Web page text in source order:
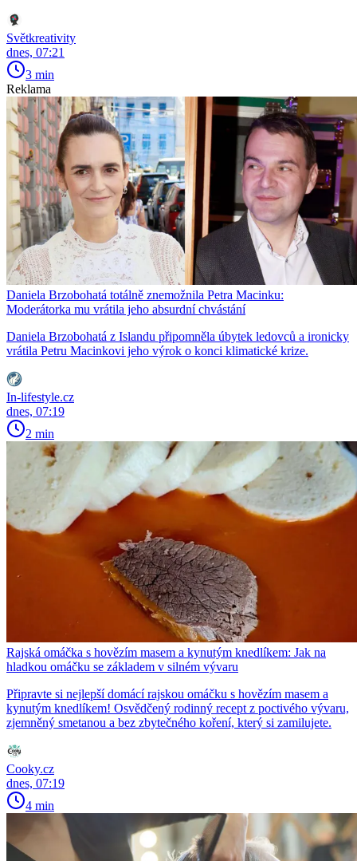
Světkreativity
dnes, 07:21
3 min
Reklama
Daniela Brzobohatá totálně znemožnila Petra Macinku:
Moderátorka mu vrátila jeho absurdní chvástání
Daniela Brzobohatá z Islandu připomněla úbytek ledovců a ironicky
vrátila Petru Macinkovi jeho výrok o konci klimatické krize.
In-lifestyle.cz
dnes, 07:19
2 min
Rajská omáčka s hovězím masem a kynutým knedlíkem: Jak na
hladkou omáčku se základem v silném vývaru
Připravte si nejlepší domácí rajskou omáčku s hovězím masem a
kynutým knedlíkem! Osvědčený rodinný recept z poctivého vývaru,
zjemněný smetanou a bez zbytečného koření, který si zamilujete.
Cooky.cz
dnes, 07:19
4 min